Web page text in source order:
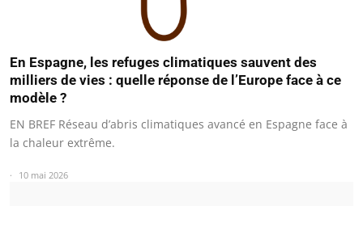
En Espagne, les refuges climatiques sauvent des
milliers de vies : quelle réponse de l’Europe face à ce
modèle ?
EN BREF Réseau d’abris climatiques avancé en Espagne face à
la chaleur extrême.
10 mai 2026